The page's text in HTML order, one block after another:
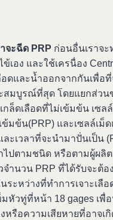
จะฉีด PRP ก่อนอื่นเราจะ
เอง และใช้เครนื่อง
ดและน้ำออกจากกันเพื่อที่
สมบูรณ์ที่สุด โดยแยกส่วน
กล็ดเลือดที่ไม่เข้มข้น เซล
ข้มข้น(PRP) และเซลล์เม็
ละเวลาที่จะนำมาปั่นเป็น
ไปตามชนิด หรือตามผู้ผลิ
ำนวน PRP ที่ได้รับจะต้อ
ระหว่างที่ทำการเจาะเลื
หัวทู่ที่หน้า 18 gages เพื่อ
หรือความเสียหายที่อาจเ